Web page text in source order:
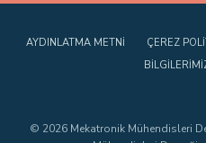
AYDINLATMA METNI ÇEREZ
© 2026 Mekatronik Mühendisleri